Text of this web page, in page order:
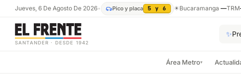
Jueves, 6 De Agosto De 2026• Pico y placa 5 y 6 ☀Bucaramanga —TRM
SANTANDER · DESDE 1942
✨
Área Metro▾